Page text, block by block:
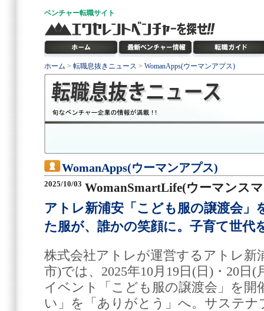
ベンチャー転職サイト
ホーム > 転職息抜きニュース > WomanApps(ウーマンアプス)
WomanApps(ウーマンアプス)
2025/10/03 WomanSmartLife(ウーマンス
アトレ新浦安「こども服の譲渡会」
た服が、誰かの笑顔に。子育て世代
株式会社アトレが運営するアトレ新
市)では、2025年10月19日(日)・20日
イベント「こども服の譲渡会」を
い」を「ありがとう」へ。サステ